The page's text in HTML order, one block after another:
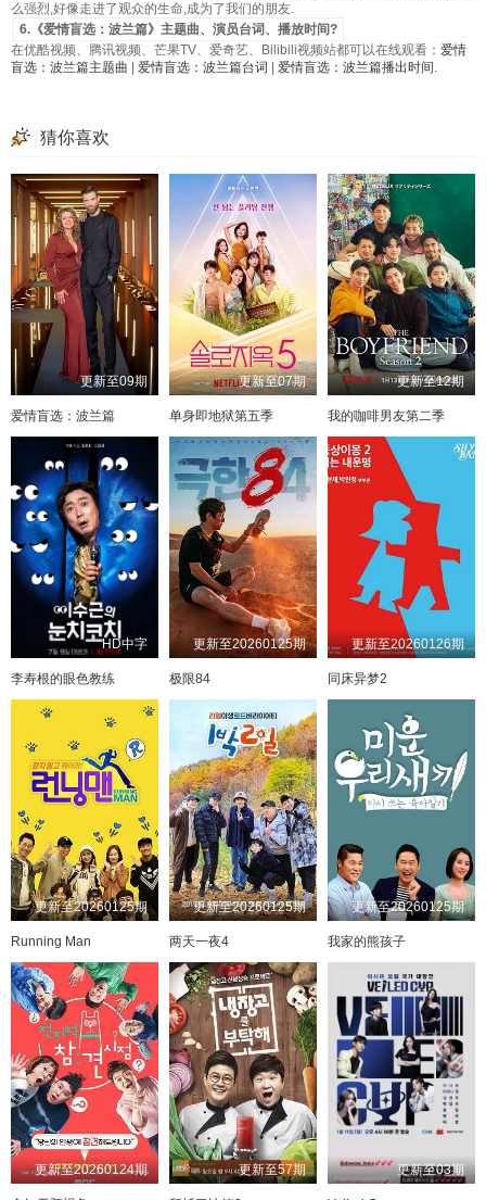
么强烈,好像走进了观众的生命,成为了我们的朋友.
6.《爱情盲选：波兰篇》主题曲、演员台词、播放时间?
在优酷视频、腾讯视频、芒果TV、爱奇艺、Bilibili视频站都可以在线观看： 爱情
盲选：波兰篇主题曲
爱情盲选：波兰篇台词 爱情盲选：波兰篇播出时间 .
猜你喜欢
更新至09期
爱情盲选：波兰篇
更新至07期
单身即地狱第五季
更新至12期
我的咖啡男友第二季
HD中字
李寿根的眼色教练
更新至20260125期
极限84
更新至20260126期
同床异梦2
更新至20260125期
Running Man
更新至20260125期
两天一夜4
更新至20260125期
我家的熊孩子
更新至20260124期 更新至57期 更新至03期